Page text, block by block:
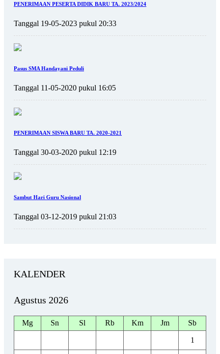
PENERIMAAN PESERTA DIDIK BARU TA. 2023/2024
Tanggal 19-05-2023 pukul 20:33
Pasus SMA Handayani Peduli
Tanggal 11-05-2020 pukul 16:05
PENERIMAAN SISWA BARU TA. 2020-2021
Tanggal 30-03-2020 pukul 12:19
Sambut Hari Guru Nasional
Tanggal 03-12-2019 pukul 21:03
KALENDER
Agustus 2026
Mg Sn Sl Rb Km Jm Sb
1